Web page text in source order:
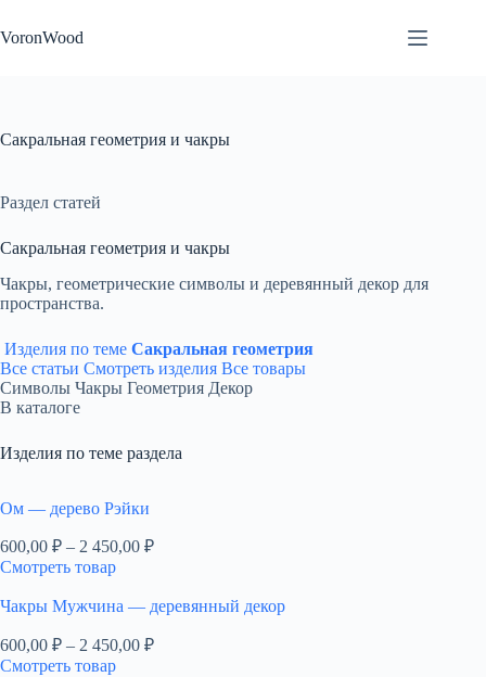
к
сути
VoronWood
Сакральная геометрия и чакры
Раздел статей
Сакральная геометрия и чакры
Чакры, геометрические символы и деревянный декор для
пространства.
Изделия по теме Сакральная геометрия
Все статьи Смотреть изделия Все товары
Символы Чакры Геометрия Декор
В каталоге
Изделия по теме раздела
Ом — дерево Рэйки
600,00 ₽ – 2 450,00 ₽Диапазон
–
450,00 ₽
Смотреть товар
Чакры Мужчина — деревянный декор
600,00 ₽ – 2 450,00 ₽Диапазон
Смотреть товар